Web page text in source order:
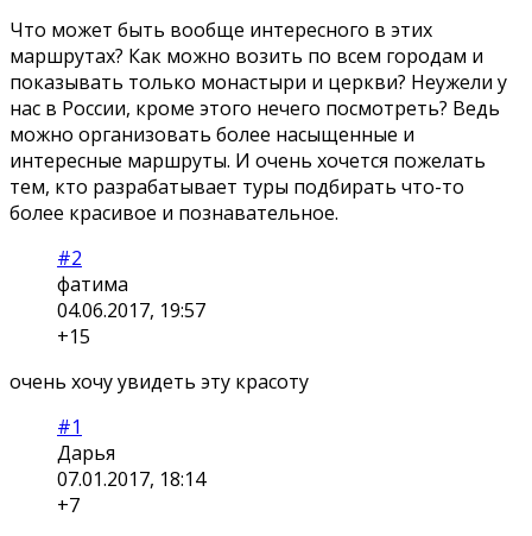
Что может быть вообще интересного в этих
маршрутах? Как можно возить по всем городам и
показывать только монастыри и церкви? Неужели у
нас в России, кроме этого нечего посмотреть? Ведь
можно организовать более насыщенные и
интересные маршруты. И очень хочется пожелать
тем, кто разрабатывает туры подбирать что-то
более красивое и познавательное.
#2
фатима
04.06.2017, 19:57
+15
очень хочу увидеть эту красоту
#1
Дарья
07.01.2017, 18:14
+7